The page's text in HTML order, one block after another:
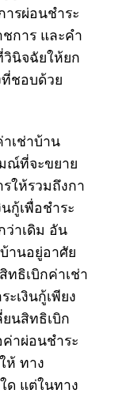
รผ่อนชําระ
การ และคํา
นิจฉัยให้ยก
ชอบด้วย
เช่าบ้าน
ณ์ที่จะขยาย
ให้รวมถึงกา
กู้เพื่อชําระ
ว่าเดิม อัน
านอยู่อาศัย
ทธิเบิกค่าเช่า
เงินกู้เพียง
ยนสิทธิเบิก
าผ่อนชําระ
ห้ ทาง
ด แต่ในทาง